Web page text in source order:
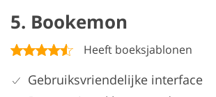
5. Bookemon
Heeft boeksjablonen
Gebruiksvriendelijke interface